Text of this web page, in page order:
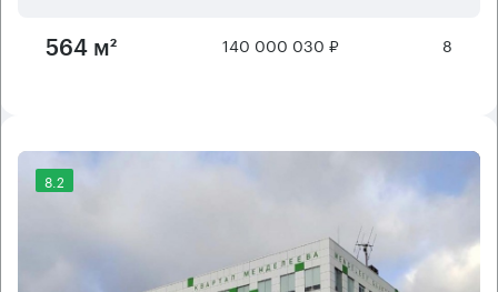
564 м² 140 000 030 ₽ 8
8.2